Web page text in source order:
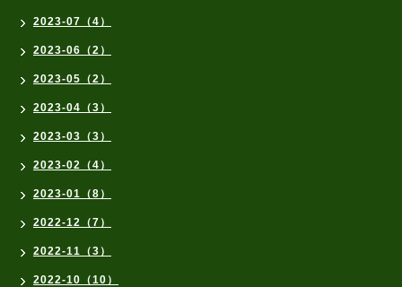
2023-07（4）
2023-06（2）
2023-05（2）
2023-04（3）
2023-03（3）
2023-02（4）
2023-01（8）
2022-12（7）
2022-11（3）
2022-10（10）